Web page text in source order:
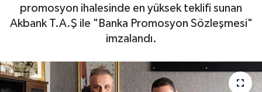
promosyon ihalesinde en yüksek teklifi sunan
Akbank T.A.Ş ile "Banka Promosyon Sözleşmesi"
imzalandı.
Tarım-Gıda
Magazin
Dünya
Kadın
Magazin
Duyurular
Son Dakika Haberleri